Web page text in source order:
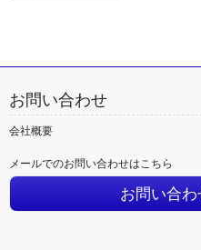
お問い合わせ
会社概要
メールでのお問い合わせはこちら
お問い合